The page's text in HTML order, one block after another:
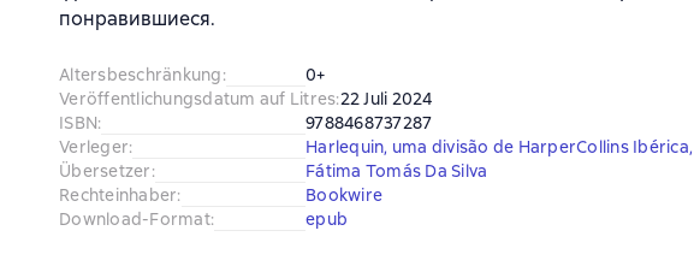
понравившиеся.
Altersbeschränkung:
0+
Veröffentlichungsdatum auf Litres:22 Juli 2024
ISBN:
9788468737287
Verleger:
Harlequin, uma divisão de HarperCollins Ibérica,
Übersetzer:
Fátima Tomás Da Silva
Rechteinhaber:
Bookwire
Download-Format: epub